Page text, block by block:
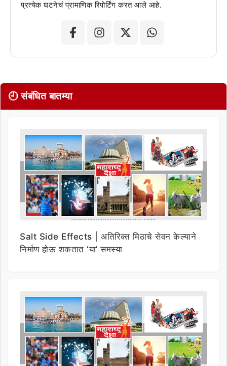
प्रत्येक घटनेचं प्रामाणिक रिपोर्टिंग करत आले आहे.
🕘 संबंधित बातम्या
Salt Side Effects | अतिरिक्त मिठाचे सेवन केल्याने
निर्माण होऊ शकतात ‘या’ समस्या